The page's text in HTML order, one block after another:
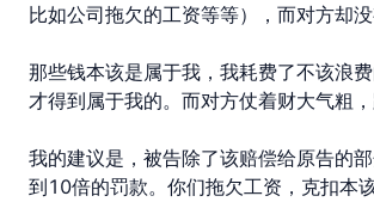
比如公司拖欠的工资等等），而对方却没
那些钱本该是属于我，我耗费了不该浪费
才得到属于我的。而对方仗着财大气粗，
我的建议是，被告除了该赔偿给原告的
到10倍的罚款。你们拖欠工资，克扣本